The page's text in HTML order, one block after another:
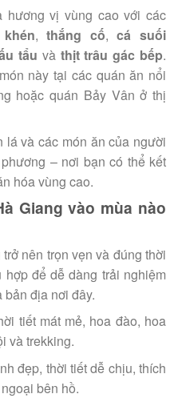
hương vị vùng cao với các
,thắng cố,cá suối
tẩu và thịt trâu gác bếp.
này tại các quán ăn nổi
hoặc quán Bảy Vân ở thị
và các món ăn của người
– nơi bạn có thể kết
hóa vùng cao.
Giang vào mùa nào
nên trọn vẹn và đúng thời
để dễ dàng trải nghiệm
địa nơi đây.
tiết mát mẻ, hoa đào, hoa
và trekking.
đẹp, thời tiết dễ chịu, thích
bên hồ.